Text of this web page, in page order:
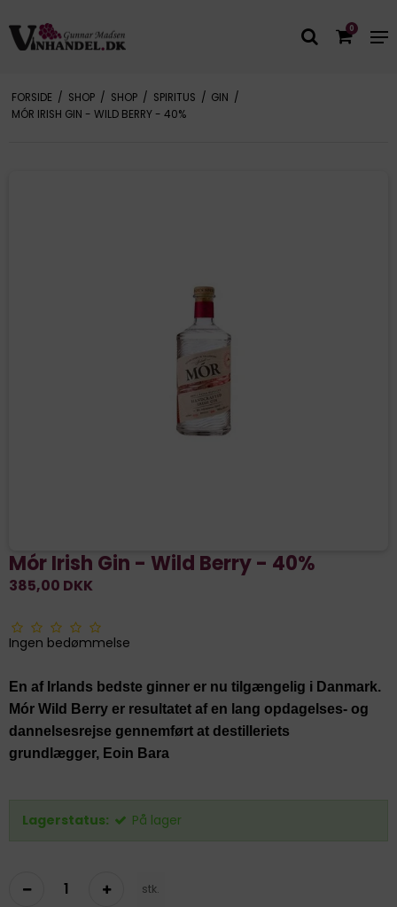
0
FORSIDE / SHOP / SHOP / SPIRITUS / GIN /
MÓR IRISH GIN - WILD BERRY - 40%
Mór Irish Gin - Wild Berry - 40%
385,00 DKK
Ingen bedømmelse
En af Irlands bedste ginner er nu tilgængelig i Danmark.
Mór Wild Berry er resultatet af en lang opdagelses- og
dannelsesrejse gennemført at destilleriets
grundlægger, Eoin Bara
Lagerstatus: På lager
stk.